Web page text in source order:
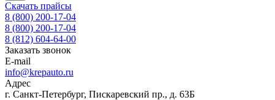
Скачать прайсы
8 (800) 200-17-04
8 (800) 200-17-04
8 (812) 604-64-00
Заказать звонок
E-mail
info@krepauto.ru
Адрес
г. Санкт-Петербург, Пискаревский пр., д. 63Б